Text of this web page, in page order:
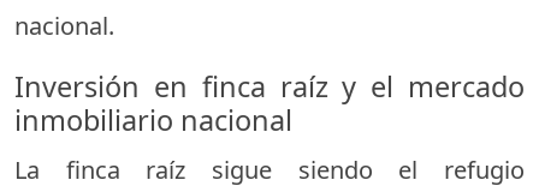
nacional.
Inversión en finca raíz y el mercado
inmobiliario nacional
La finca raíz sigue siendo el refugio